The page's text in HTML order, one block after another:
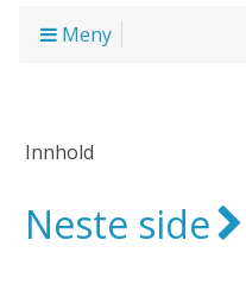
Meny
Innhold
Neste side